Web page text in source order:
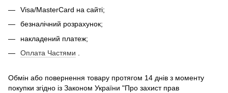
Visa/MasterCard на сайті;
безналічний розрахунок;
накладений платеж;
Оплата Частями .
Обмін або повернення товару протягом 14 днів з моменту
покупки згідно із Законом України "Про захист прав